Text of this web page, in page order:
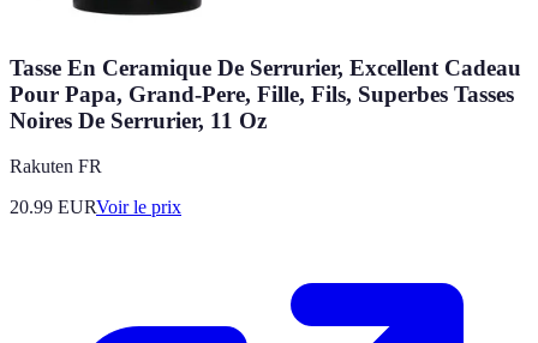
Tasse En Ceramique De Serrurier, Excellent Cadeau
Pour Papa, Grand-Pere, Fille, Fils, Superbes Tasses
Noires De Serrurier, 11 Oz
Rakuten FR
20.99 EURVoir le prix